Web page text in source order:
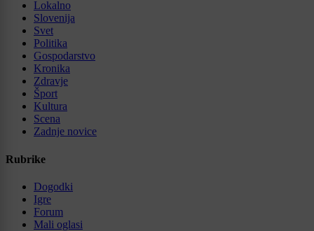
Lokalno
Slovenija
Svet
Politika
Gospodarstvo
Kronika
Zdravje
Šport
Kultura
Scena
Zadnje novice
Rubrike
Dogodki
Igre
Forum
Mali oglasi